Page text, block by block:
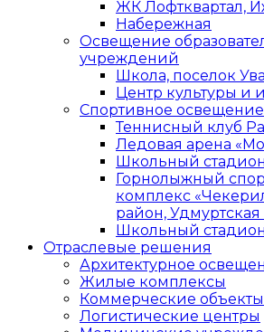
ЖК Лофтквартал,
Набережная
Освещение
учреждений
Школа, поселок Ува
Центр культуры и
Спортивное освещение
Теннисный клуб
Ледовая арена
Школьный стадион
Горнолыжный
комплекс
район,
Школьный
Отраслевые решения
Архитектурное
Жилые комплексы
Коммерческие объекты
Логистические центры